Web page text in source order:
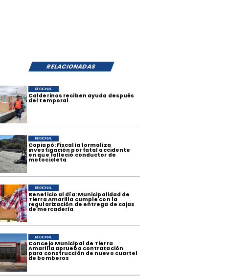
RELACIONADAS
​Calderinos reciben ayuda después
del temporal
REGIONAL
​Copiapó: Fiscalía formaliza
investigación por fatal accidente
en que falleció conductor de
motocicleta
REGIONAL
​Beneficio al día: Municipalidad de
Tierra Amarilla cumple con la
regularización de entrega de cajas
de mercadería
REGIONAL
Concejo Municipal de Tierra
Amarilla aprueba contratación
para construcción de nuevo cuartel
de bomberos
REGIONAL